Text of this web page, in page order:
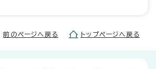
前のページへ戻る トップページへ戻る